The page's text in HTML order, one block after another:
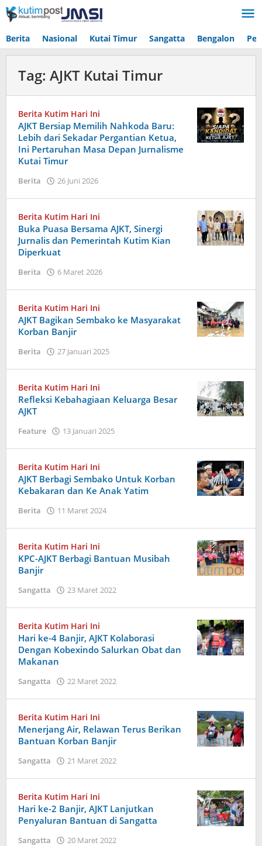
Lewati
ke
Berita Nasional Kutai Timur Sangatta Bengalon
Tag: AJKT Kutai Timur
Berita Kutim Hari Ini
AJKT Bersiap Memilih Nahkoda Baru:
Lebih dari Sekadar Pergantian Ketua,
Ini Pertaruhan Masa Depan Jurnalisme
Kutai Timur
Berita 26 Juni 2026
Berita Kutim Hari Ini
Buka Puasa Bersama AJKT, Sinergi
Jurnalis dan Pemerintah Kutim Kian
Diperkuat
Berita 6 Maret 2026
Berita Kutim Hari Ini
AJKT Bagikan Sembako ke Masyarakat
Korban Banjir
Berita 27 Januari 2025
Berita Kutim Hari Ini
Refleksi Kebahagiaan Keluarga Besar
AJKT
Feature 13 Januari 2025
Berita Kutim Hari Ini
AJKT Berbagi Sembako Untuk Korban
Kebakaran dan Ke Anak Yatim
Berita 11 Maret 2024
Berita Kutim Hari Ini
KPC-AJKT Berbagi Bantuan Musibah
Banjir
Sangatta 23 Maret 2022
Berita Kutim Hari Ini
Hari ke-4 Banjir, AJKT Kolaborasi
Dengan Kobexindo Salurkan Obat dan
Makanan
Sangatta 22 Maret 2022
Berita Kutim Hari Ini
Menerjang Air, Relawan Terus Berikan
Bantuan Korban Banjir
Sangatta 21 Maret 2022
Berita Kutim Hari Ini
Hari ke-2 Banjir, AJKT Lanjutkan
Penyaluran Bantuan di Sangatta
Sangatta 20 Maret 2022